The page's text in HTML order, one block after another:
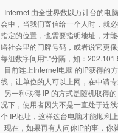
Internet 由全世界数以万计台的电
会中，当我们寄信给一个人时，就
指定的位置，也需要指明地址，才
络社会里的门牌号码，或者说它更
每组数字间用“."分隔，如：
目前连上Internet电脑 的IP获得的
线，让单位的人可以上网，在申请
另一种取得 IP 的方式是随机取得
况下，使用者因为不是一直处于连
个 IP地址，这样这台电脑才能顺利
现在，如果再有人问你IP的事，你